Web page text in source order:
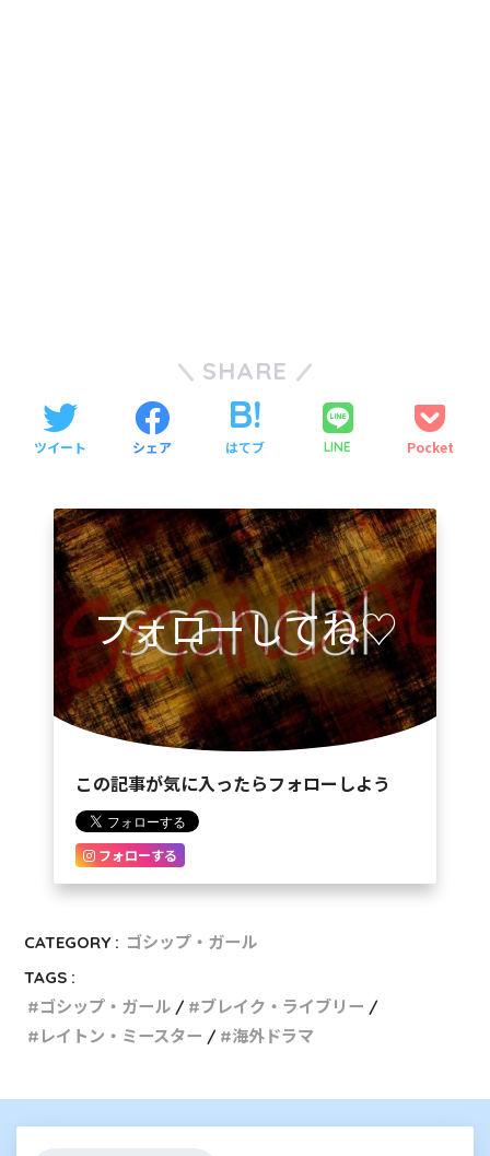
SHARE
ツイート シェア はてブ LINE Pocket
フォローしてね♡
この記事が気に入ったらフォローしよう
フォローする
CATEGORY : ゴシップ・ガール
TAGS :
ゴシップ・ガール
ブレイク・ライブリー
レイトン・ミースター
海外ドラマ